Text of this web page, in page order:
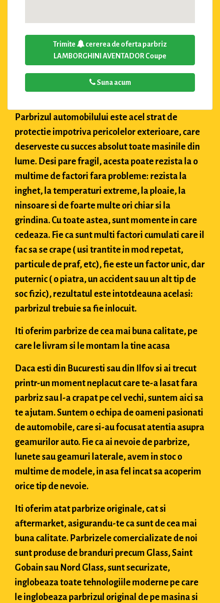
Trimite
cererea de oferta parbriz
LAMBORGHINI AVENTADOR Coupe
Suna acum
Parbrizul automobilului este acel strat de
protectie impotriva pericolelor exterioare, care
deserveste cu succes absolut toate masinile din
lume. Desi pare fragil, acesta poate rezista la o
multime de factori fara probleme: rezista la
inghet, la temperaturi extreme, la ploaie, la
ninsoare si de foarte multe ori chiar si la
grindina. Cu toate astea, sunt momente in care
cedeaza. Fie ca sunt multi factori cumulati care il
fac sa se crape ( usi trantite in mod repetat,
particule de praf, etc), fie este un factor unic, dar
puternic ( o piatra, un accident sau un alt tip de
soc fizic), rezultatul este intotdeauna acelasi:
parbrizul trebuie sa fie inlocuit.
Iti oferim parbrize de cea mai buna calitate, pe
care le livram si le montam la tine acasa
Daca esti din Bucuresti sau din Ilfov si ai trecut
printr-un moment neplacut care te-a lasat fara
parbriz sau l-a crapat pe cel vechi, suntem aici sa
te ajutam. Suntem o echipa de oameni pasionati
de automobile, care si-au focusat atentia asupra
geamurilor auto. Fie ca ai nevoie de parbrize,
lunete sau geamuri laterale, avem in stoc o
multime de modele, in asa fel incat sa acoperim
orice tip de nevoie.
Iti oferim atat parbrize originale, cat si
aftermarket, asigurandu-te ca sunt de cea mai
buna calitate. Parbrizele comercializate de noi
sunt produse de branduri precum Glass, Saint
Gobain sau Nord Glass, sunt securizate,
inglobeaza toate tehnologiile moderne pe care
le inglobeaza parbrizul original de pe masina si